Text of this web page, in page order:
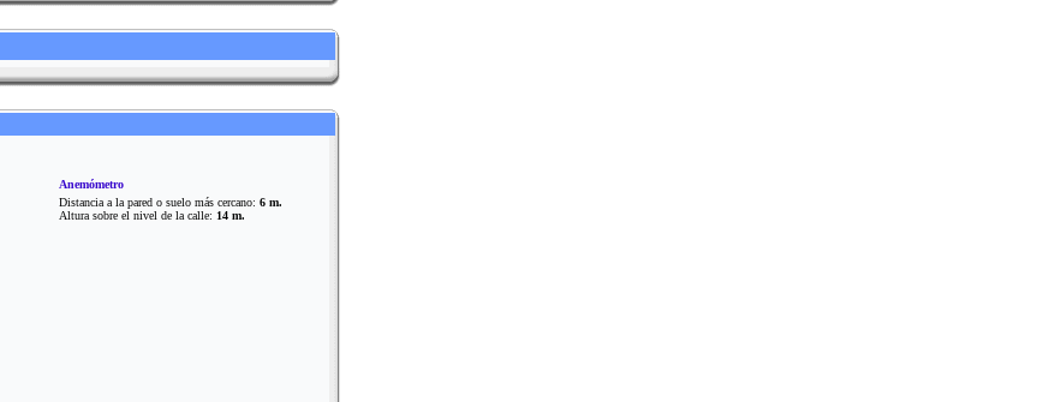
Anemómetro
Distancia a la pared o suelo más cercano: 6 m.
Altura sobre el nivel de la calle: 14 m.